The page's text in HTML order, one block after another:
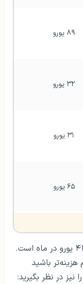
۸۹ یورو
۳۲ یورو
۳۱ یورو
۶۵ یورو
متوسط هزینه اجاره در آلمان به میزان ۴۱۰ یورو در ماه است.
باشید
نیز در نظر بگیرید: